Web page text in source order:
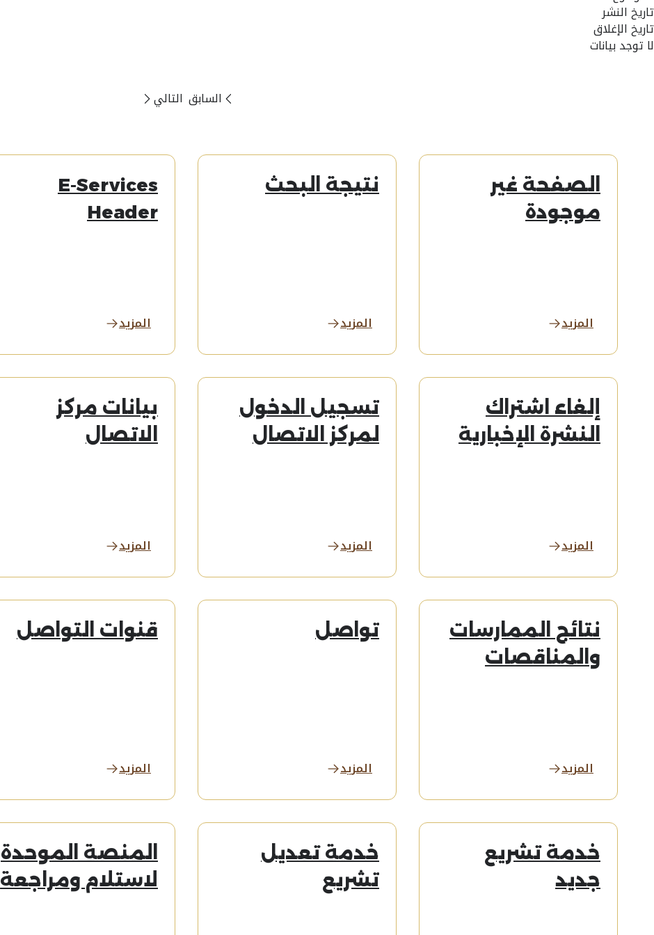
تاريخ النشر
تاريخ الإغلاق
لا توجد بيانات
السابق التالي
الصفحة غير
موجودة
المزيد
نتيجة البحث
المزيد
E-Services
Header
المزيد
إلغاء اشتراك
النشرة الإخبارية
المزيد
تسجيل الدخول
لمركز الاتصال
المزيد
بيانات مركز
الاتصال
المزيد
نتائج الممارسات
والمناقصات
المزيد
تواصل
المزيد
قنوات التواصل
المزيد
خدمة تشريع
جديد
خدمة تعديل
تشريع
المنصة الموحدة
لاستلام ومراجعة